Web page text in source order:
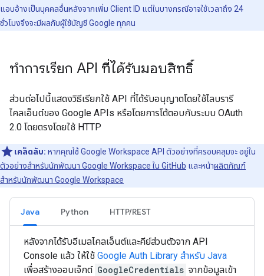
แอบอ้างเป็นบุคคลอื่นหลังจากเพิ่ม Client ID แต่ในบางกรณีอาจใช้เวลาถึง 24
ชั่วโมงจึงจะมีผลกับผู้ใช้บัญชี Google ทุกคน
ทำการเรียก API ที่ได้รับมอบสิทธิ์
ส่วนต่อไปนี้แสดงวิธีเรียกใช้ API ที่ได้รับอนุญาตโดยใช้ไลบรารี
ไคลเอ็นต์ของ Google APIs หรือโดยการโต้ตอบกับระบบ OAuth
2.0 โดยตรงโดยใช้ HTTP
เคล็ดลับ: หากคุณใช้ Google Workspace API ตัวอย่างที่ครอบคลุมจะ อยู่ใน
ตัวอย่างสำหรับนักพัฒนา Google Workspace ใน GitHub และหน้าผลิตภัณฑ์
สำหรับนักพัฒนา Google Workspace
Java Python HTTP/REST
หลังจากได้รับอีเมลไคลเอ็นต์และคีย์ส่วนตัวจาก API
Console แล้ว ให้ใช้ Google Auth Library สำหรับ Java
เพื่อสร้างออบเจ็กต์ GoogleCredentials จากข้อมูลเข้า